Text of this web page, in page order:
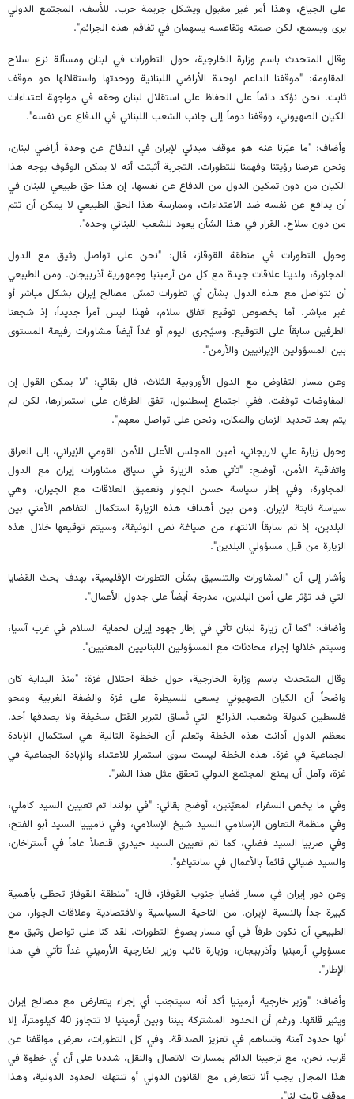
على الجياع، وهذا أمر غير مقبول ويشكل جريمة حرب. للأسف، المجتمع الدولي
يرى ويسمع، لكن صمته وتقاعسه يسهمان في تفاقم هذه الجرائم".
وقال المتحدث باسم وزارة الخارجية، حول التطورات في لبنان ومسألة نزع سلاح
المقاومة: "موقفنا الداعم لوحدة الأراضي اللبنانية ووحدتها واستقلالها هو موقف
ثابت. نحن نؤكد دائماً على الحفاظ على استقلال لبنان وحقه في مواجهة اعتداءات
الكيان الصهيوني، ووقفنا دوماً إلى جانب الشعب اللبناني في الدفاع عن نفسه".
وأضاف: "ما عبّرنا عنه هو موقف مبدئي لإيران في الدفاع عن وحدة أراضي لبنان،
ونحن عرضنا رؤيتنا وفهمنا للتطورات. التجربة أثبتت أنه لا يمكن الوقوف بوجه هذا
الكيان من دون تمكين الدول من الدفاع عن نفسها. إن هذا حق طبيعي للبنان في
أن يدافع عن نفسه ضد الاعتداءات، وممارسة هذا الحق الطبيعي لا يمكن أن تتم
من دون سلاح. القرار في هذا الشأن يعود للشعب اللبناني وحده".
وحول التطورات في منطقة القوقاز، قال: "نحن على تواصل وثيق مع الدول
المجاورة، ولدينا علاقات جيدة مع كل من أرمينيا وجمهورية أذربيجان. ومن الطبيعي
أن نتواصل مع هذه الدول بشأن أي تطورات تمسّ مصالح إيران بشكل مباشر أو
غير مباشر. أما بخصوص توقيع اتفاق سلام، فهذا ليس أمراً جديداً، إذ شجعنا
الطرفين سابقاً على التوقيع. وسيُجرى اليوم أو غداً أيضاً مشاورات رفيعة المستوى
بين المسؤولين الإيرانيين والأرمن".
وعن مسار التفاوض مع الدول الأوروبية الثلاث، قال بقائي: "لا يمكن القول إن
المفاوضات توقفت. ففي اجتماع إسطنبول، اتفق الطرفان على استمرارها، لكن لم
يتم بعد تحديد الزمان والمكان، ونحن على تواصل معهم".
وحول زيارة علي لاريجاني، أمين المجلس الأعلى للأمن القومي الإيراني، إلى العراق
واتفاقية الأمن، أوضح: "تأتي هذه الزيارة في سياق مشاورات إيران مع الدول
المجاورة، وفي إطار سياسة حسن الجوار وتعميق العلاقات مع الجيران، وهي
سياسة ثابتة لإيران. ومن بين أهداف هذه الزيارة استكمال التفاهم الأمني بين
البلدين، إذ تم سابقاً الانتهاء من صياغة نص الوثيقة، وسيتم توقيعها خلال هذه
الزيارة من قبل مسؤولي البلدين".
وأشار إلى أن "المشاورات والتنسيق بشأن التطورات الإقليمية، بهدف بحث القضايا
التي قد تؤثر على أمن البلدين، مدرجة أيضاً على جدول الأعمال".
وأضاف: "كما أن زيارة لبنان تأتي في إطار جهود إيران لحماية السلام في غرب آسيا،
وسيتم خلالها إجراء محادثات مع المسؤولين اللبنانيين المعنيين".
وقال المتحدث باسم وزارة الخارجية، حول خطة احتلال غزة: "منذ البداية كان
واضحاً أن الكيان الصهيوني يسعى للسيطرة على غزة والضفة الغربية ومحو
فلسطين كدولة وشعب. الذرائع التي تُساق لتبرير القتل سخيفة ولا يصدقها أحد.
معظم الدول أدانت هذه الخطة وتعلم أن الخطوة التالية هي استكمال الإبادة
الجماعية في غزة. هذه الخطة ليست سوى استمرار للاعتداء والإبادة الجماعية في
غزة، وآمل أن يمنع المجتمع الدولي تحقق مثل هذا الشر".
وفي ما يخص السفراء المعيّنين، أوضح بقائي: "في بولندا تم تعيين السيد كاملي،
وفي منظمة التعاون الإسلامي السيد شيخ الإسلامي، وفي ناميبيا السيد أبو الفتح،
وفي صربيا السيد فضلي، كما تم تعيين السيد حيدري قنصلاً عاماً في أستراخان،
والسيد ضيائي قائماً بالأعمال في سانتياغو".
وعن دور إيران في مسار قضايا جنوب القوقاز، قال: "منطقة القوقاز تحظى بأهمية
كبيرة جداً بالنسبة لإيران. من الناحية السياسية والاقتصادية وعلاقات الجوار، من
الطبيعي أن نكون طرفاً في أي مسار يصوغ التطورات. لقد كنا على تواصل وثيق مع
مسؤولي أرمينيا وأذربيجان، وزيارة نائب وزير الخارجية الأرميني غداً تأتي في هذا
الإطار".
وأضاف: "وزير خارجية أرمينيا أكد أنه سيتجنب أي إجراء يتعارض مع مصالح إيران
ويثير قلقها. ورغم أن الحدود المشتركة بيننا وبين أرمينيا لا تتجاوز 40 كيلومتراً، إلا
أنها حدود آمنة وتساهم في تعزيز الصداقة. وفي كل التطورات، نعرض مواقفنا عن
قرب. نحن، مع ترحيبنا الدائم بمسارات الاتصال والنقل، شددنا على أن أي خطوة في
هذا المجال يجب ألا تتعارض مع القانون الدولي أو تنتهك الحدود الدولية، وهذا